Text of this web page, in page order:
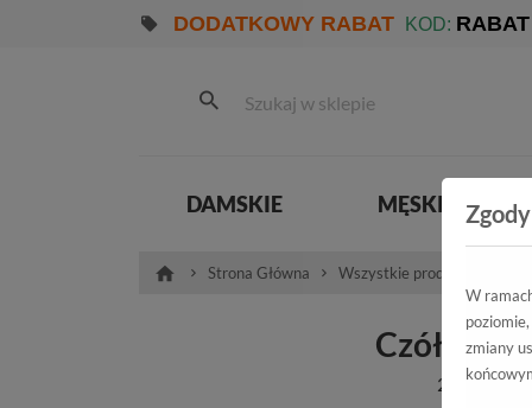
DODATKOWY RABAT KOD: RABAT
DAMSKIE MĘSKIE
Strona Główna Wszystkie produkty
Czółenka
2281/SZP
Zgody
W
zmiany